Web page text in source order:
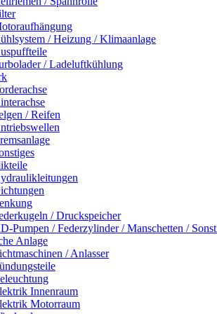
/ Heizung / Klimaanlage
/ Ladeluftkühlung
/ Reifen
/ Druckspeicher
Pumpen / Federzylinder / Manschetten /
Anlage
/ Anlasser
Innenraum
Motorraum